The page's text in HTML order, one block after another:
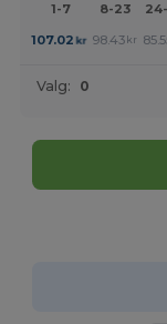
1-7 8-23
107.02 kr 98.43 kr
Valg: 0